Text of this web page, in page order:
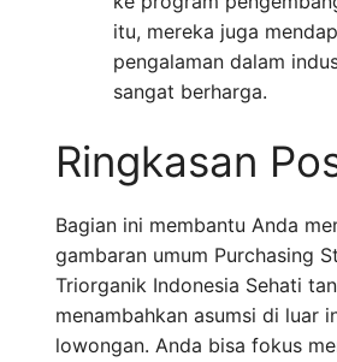
itu, mereka juga
pengalaman dalam
sangat berharga.
Ringkasan
Bagian ini membantu Anda
gambaran umum Purchasing
Triorganik Indonesia Sehati
menambahkan asumsi di luar
lowongan. Anda bisa fokus